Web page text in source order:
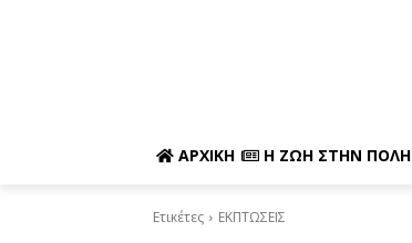
ΑΡΧΙΚΉ Η ΖΩΉ ΣΤΗΝ ΠΌΛΗ
Ετικέτες ΕΚΠΤΩΣΕΙΣ